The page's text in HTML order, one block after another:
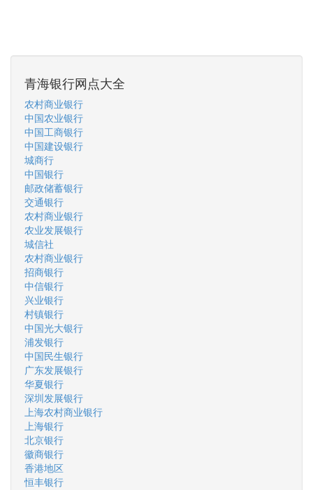
青海银行网点大全
农村商业银行
中国农业银行
中国工商银行
中国建设银行
城商行
中国银行
邮政储蓄银行
交通银行
农村商业银行
农业发展银行
城信社
农村商业银行
招商银行
中信银行
兴业银行
村镇银行
中国光大银行
浦发银行
中国民生银行
广东发展银行
华夏银行
深圳发展银行
上海农村商业银行
上海银行
北京银行
徽商银行
香港地区
恒丰银行